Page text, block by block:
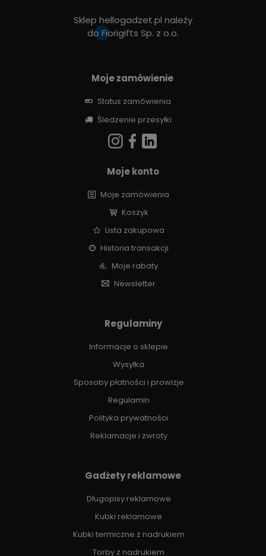
Sklep hellogadzet.pl należy
do Fiorigifts Sp. z o.o.
Moje zamówienie
Status zamówienia
Śledzenie przesyłki
Moje konto
Moje zamówienia
Koszyk
Lista zakupowa
Historia transakcji
Moje rabaty
Newsletter
Regulaminy
Informacje o sklepie
Wysyłka
Sposoby płatności i prowizje
Regulamin
Polityka prywatności
Reklamacje i zwroty
Gadżety reklamowe
Długopisy reklamowe
Kubki reklamowe
Kubki termiczne z nadrukiem
Torby z nadrukiem